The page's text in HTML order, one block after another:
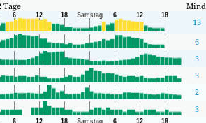
Tage
13
6
3
3
2
3